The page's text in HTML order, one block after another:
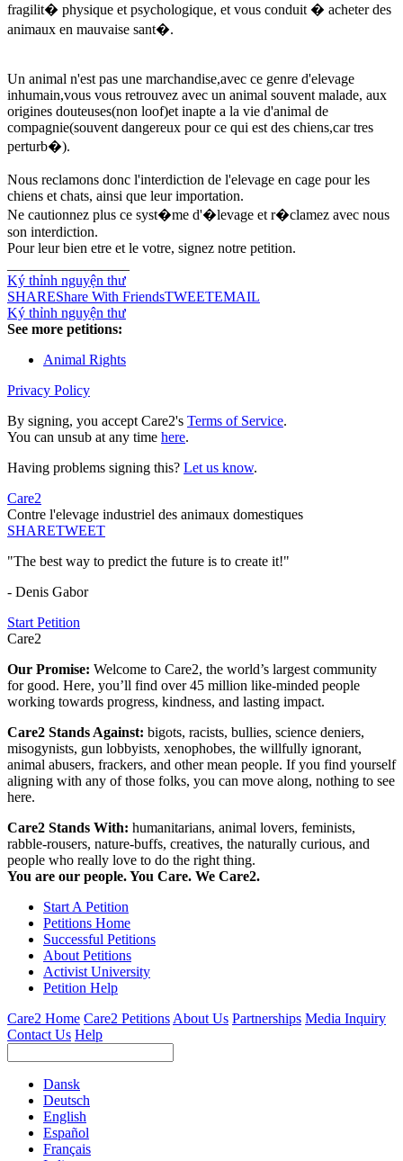
fragilit� physique et psychologique, et vous conduit � acheter des
animaux en mauvaise sant�.
Un animal n'est pas une marchandise,avec ce genre d'elevage
inhumain,vous vous retrouvez avec un animal souvent malade, aux
origines douteuses(non loof)et inapte a la vie d'animal de
compagnie(souvent dangereux pour ce qui est des chiens,car tres
perturb�).
Nous reclamons donc l'interdiction de l'elevage en cage pour les
chiens et chats, ainsi que leur importation.
Ne cautionnez plus ce syst�me d'�levage et r�clamez avec nous
son interdiction.
Pour leur bien etre et le votre, signez notre petition.
Ký thỉnh nguyện thư
SHAREShare With FriendsTWEETEMAIL
Ký thỉnh nguyện thư
See more petitions:
Animal Rights
Privacy Policy
By signing, you accept Care2's Terms of Service.
You can unsub at any time here.
Having problems signing this? Let us know.
Care2
Contre l'elevage industriel des animaux domestiques
SHARETWEET
"The best way to predict the future is to create it!"
- Denis Gabor
Start Petition
Care2
Our Promise: Welcome to Care2, the world’s largest community
for good. Here, you’ll find over 45 million like-minded people
working towards progress, kindness, and lasting impact.
Care2 Stands Against: bigots, racists, bullies, science deniers,
misogynists, gun lobbyists, xenophobes, the willfully ignorant,
animal abusers, frackers, and other mean people. If you find yourself
aligning with any of those folks, you can move along, nothing to see
here.
Care2 Stands With: humanitarians, animal lovers, feminists,
rabble-rousers, nature-buffs, creatives, the naturally curious, and
people who really love to do the right thing.
You are our people. You Care. We Care2.
Start A Petition
Petitions Home
Successful Petitions
About Petitions
Activist University
Petition Help
Care2 Home Care2 PetitionsAbout Us Partnerships Media Inquiry
Contact Us Help
Dansk
Deutsch
English
Español
Français